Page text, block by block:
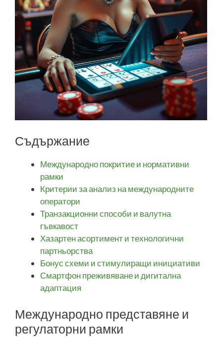
Съдържание
Международно покритие и нормативни
рамки
Критерии за анализ на международните
оператори
Транзакционни способи и валутна
гъвкавост
Хазартен асортимент и технологични
партньорства
Бонус схеми и стимулиращи инициативи
Смартфон преживяване и дигитална
адаптация
Международно представяне и
регулаторни рамки